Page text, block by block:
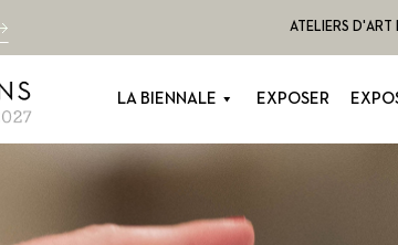
ATELIERS D'ART
LA BIENNALE EXPOSER